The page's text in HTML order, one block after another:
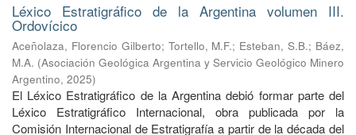
Léxico Estratigráfico de la Argentina volumen III.
Ordovícico
Aceñolaza, Florencio Gilberto; Tortello, M.F.; Esteban, S.B.; Báez,
M.A. (Asociación Geológica Argentina y Servicio Geológico Minero
Argentino, 2025)
El Léxico Estratigráfico de la Argentina debió formar parte del
Léxico Estratigráfico Internacional, obra publicada por la
Comisión Internacional de Estratigrafía a partir de la década del